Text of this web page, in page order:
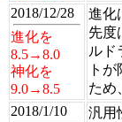
2018/12/28
進化を
8.5→8.0
神化を
9.0→8.5
進化
先度
ルド
ト
ため
2018/1/10
汎用